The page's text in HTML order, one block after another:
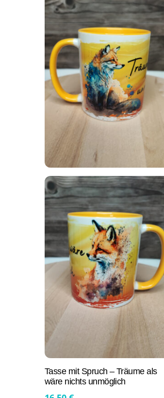
Tasse mit Spruch – Träume als
wäre nichts unmöglich